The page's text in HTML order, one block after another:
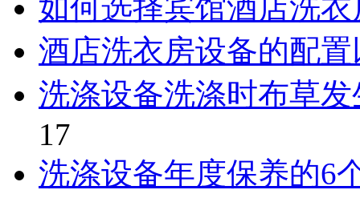
如何选择宾馆酒店洗衣
酒店洗衣房设备的配
洗涤设备洗涤时布草
17
洗涤设备年度保养的6